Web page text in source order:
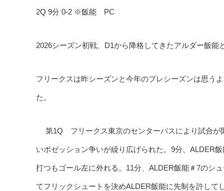
2Q 9分 0-2 ※飯能 PC
2026シーズン初戦、D1から降格してきたアルダー飯能
フリークスは昨シーズンと今年のプレシーズンは思う
た。
第1Q フリークス東京のセンターパスにより試合が
いポゼッション争いが繰り広げられた。9分、ALDER
打つもゴール左に外れる。11分、ALDER飯能＃7のシ
てフリックシュートを決めALDER飯能に先制を許し